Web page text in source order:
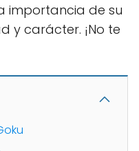
importancia de su
y carácter. ¡No te